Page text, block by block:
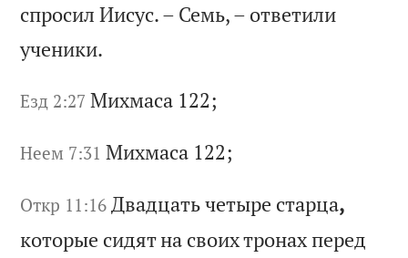
спросилИисус.– Семь,– ответили
ученики.
Езд 2:27 Михмаса 122;
Неем 7:31 Михмаса 122;
Откр 11:16 Двадцатьчетыре старца,
которые сидятна своихтронахперед